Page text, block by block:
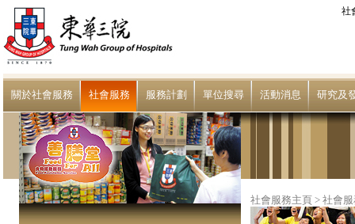
社
關於社會服務 社會服務 服務計劃 單位搜尋 活動消息 研究及
社會服務主頁 > 社會